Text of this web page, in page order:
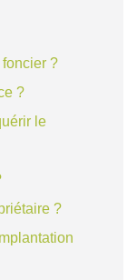
?
?
le
?